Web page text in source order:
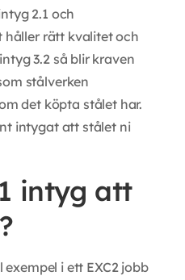
2.1 och
håller rätt kvalitet och
3.2 så blir kraven
stålverken
det köpta stålet har.
intygat att stålet ni
intyg att
i ett EXC2 jobb